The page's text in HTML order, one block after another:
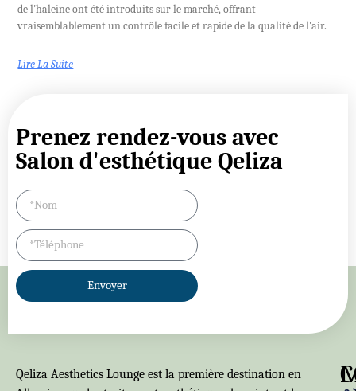
de l'haleine ont été introduits sur le marché, offrant
vraisemblablement un contrôle facile et rapide de la qualité de l'air.
Lire La Suite
Prenez rendez-vous avec
Salon d'esthétique Qeliza
Envoyer
Qeliza Aesthetics Lounge est la première destination en